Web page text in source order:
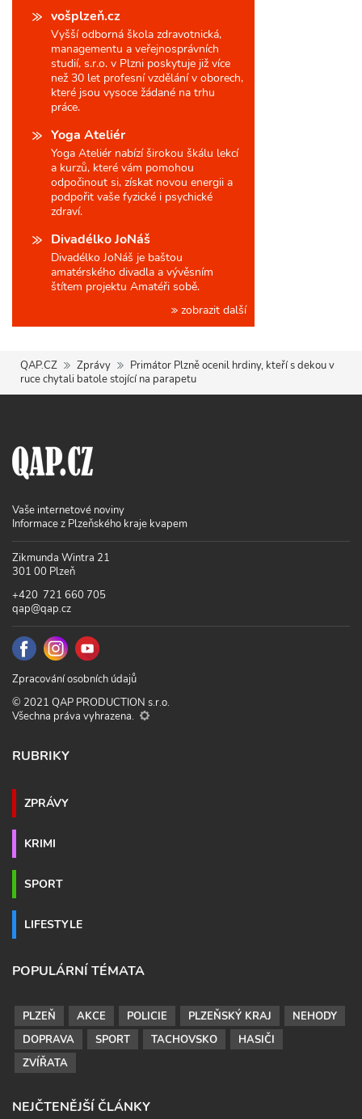
vošplzeň.cz
Vyšší odborná škola zdravotnická,
managementu a veřejnosprávních
studií, s.r.o. v Plzni poskytuje již více
než 30 let profesní vzdělání v oborech,
které jsou vysoce žádané na trhu
práce.
Yoga Ateliér
Yoga Ateliér nabízí širokou škálu lekcí
a kurzů, které vám pomohou
odpočinout si, získat novou energii a
podpořit vaše fyzické i psychické
zdraví.
Divadélko JoNáš
Divadélko JoNáš je baštou
amatérského divadla a vývěsním
štítem projektu Amatéři sobě.
zobrazit další
QAP.CZ Zprávy
Primátor Plzně ocenil hrdiny, kteří s dekou v
ruce chytali batole stojící na parapetu
Vaše internetové noviny
Informace z Plzeňského kraje kvapem
Zikmunda Wintra 21
301 00 Plzeň
+420 721 660 705
qap@qap.cz
Zpracování osobních údajů
© 2021 QAP PRODUCTION s.r.o.
Všechna práva vyhrazena.
RUBRIKY
ZPRÁVY
KRIMI
SPORT
LIFESTYLE
POPULÁRNÍ TÉMATA
PLZEŇ AKCE POLICIE PLZEŇSKÝ KRAJ
NEHODY
DOPRAVA
SPORT TACHOVSKO
HASIČI
ZVÍŘATA
NEJČTENĚJŠÍ ČLÁNKY